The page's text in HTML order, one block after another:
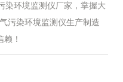
染环境监测仪厂家，掌握大
污染环境监测仪生产制造
！